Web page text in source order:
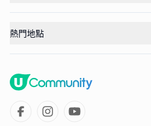
熱門地點